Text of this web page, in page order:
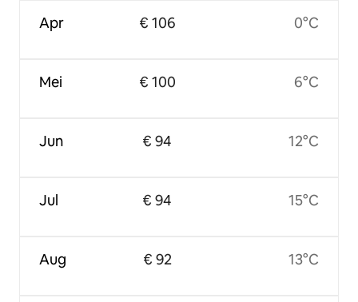
Apr
Mei
Jun
Jul
Aug
€ 106
€ 100
€ 94
€ 94
€ 92
0°C
6°C
12°C
15°C
13°C